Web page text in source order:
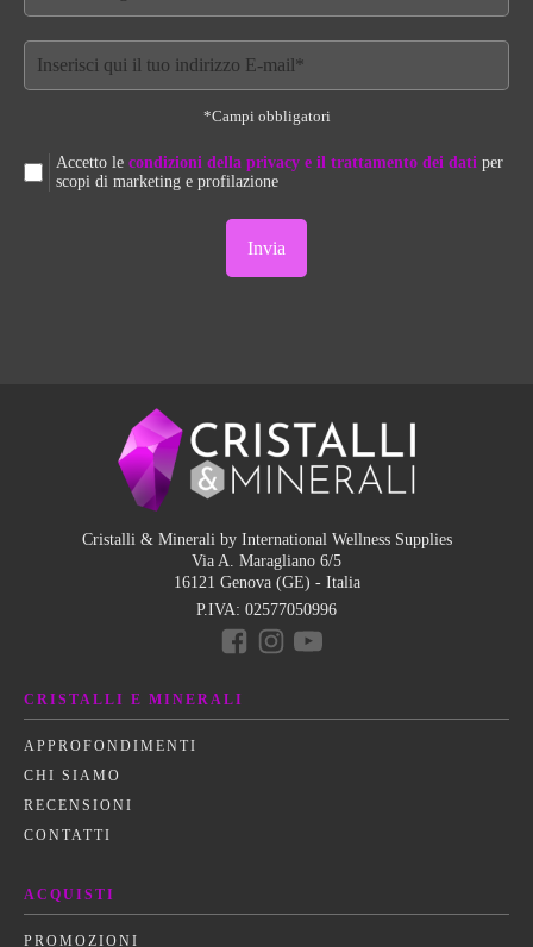
*Campi obbligatori
Accetto le condizioni della privacy e il trattamento dei dati per
scopi di marketing e profilazione
Cristalli & Minerali by International Wellness Supplies
Via A. Maragliano 6/5
16121 Genova (GE) - Italia
P.IVA: 02577050996
CRISTALLI E MINERALI
APPROFONDIMENTI
CHI SIAMO
RECENSIONI
CONTATTI
ACQUISTI
PROMOZIONI